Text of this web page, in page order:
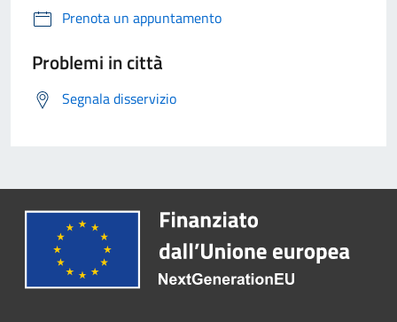
Prenota un appuntamento
Problemi in città
Segnala disservizio